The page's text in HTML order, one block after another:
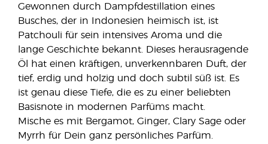
Gewonnen durch Dampfdestillation eines
Busches, der in Indonesien heimisch ist, ist
Patchouli für sein intensives Aroma und die
lange Geschichte bekannt. Dieses herausragende
Öl hat einen kräftigen, unverkennbaren Duft, der
tief, erdig und holzig und doch subtil süß ist. Es
ist genau diese Tiefe, die es zu einer beliebten
Basisnote in modernen Parfüms macht.
Mische es mit Bergamot, Ginger, Clary Sage oder
Myrrh für Dein ganz persönliches Parfüm.